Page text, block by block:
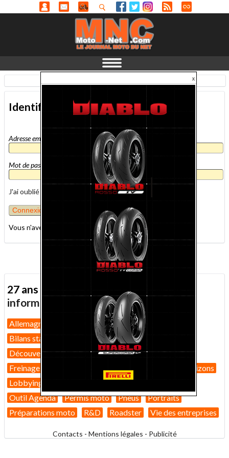
Identification
Adresse email
Mot de passe
J'ai oublié mon mot de passe
Vous n'avez pas encore de compte MNC ? inscrivez-vous
27 ans d'actualité moto :toutes nos
informations depuis 1999 !
Allemagne Assurance moto
Bilans marché 2026
Bilans statistiques
Casques
Dans Le Rétro
Découverte
Equipement pilote
Fiches techniques
Freinage
Guides pratiques High-tech
Horizons
Lobbying
Nouveautés 2026
Nouveautés 2027
Outil Agenda
Permis moto Pneus
Portraits
Préparations moto
R&D Roadster Vie des entreprises
Contacts - Mentions légales - Publicité